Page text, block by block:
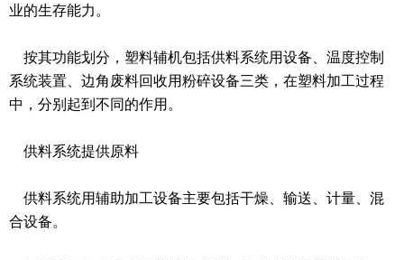
业的生存能力。
按其功能划分，塑料辅机包括供料系统用设备、温度控制
系统装置、边角废料回收用粉碎设备三类，在塑料加工过程
中，分别起到不同的作用。
供料系统提供原料
供料系统用辅助加工设备主要包括干燥、输送、计量、混
合设备。